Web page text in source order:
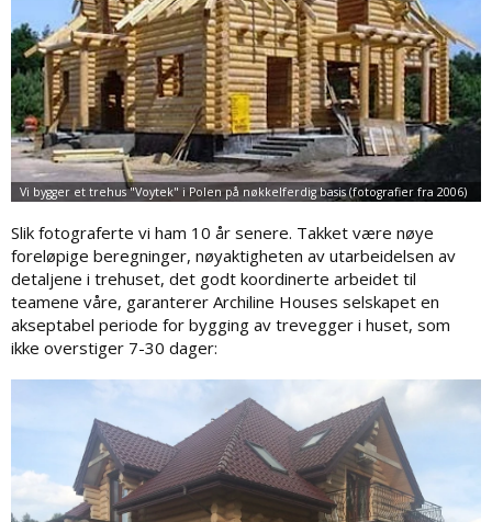
Slik fotograferte vi ham 10 år senere. Takket være nøye
foreløpige beregninger, nøyaktigheten av utarbeidelsen av
detaljene i trehuset, det godt koordinerte arbeidet til
teamene våre, garanterer Archiline Houses selskapet en
akseptabel periode for bygging av trevegger i huset, som
ikke overstiger 7-30 dager: